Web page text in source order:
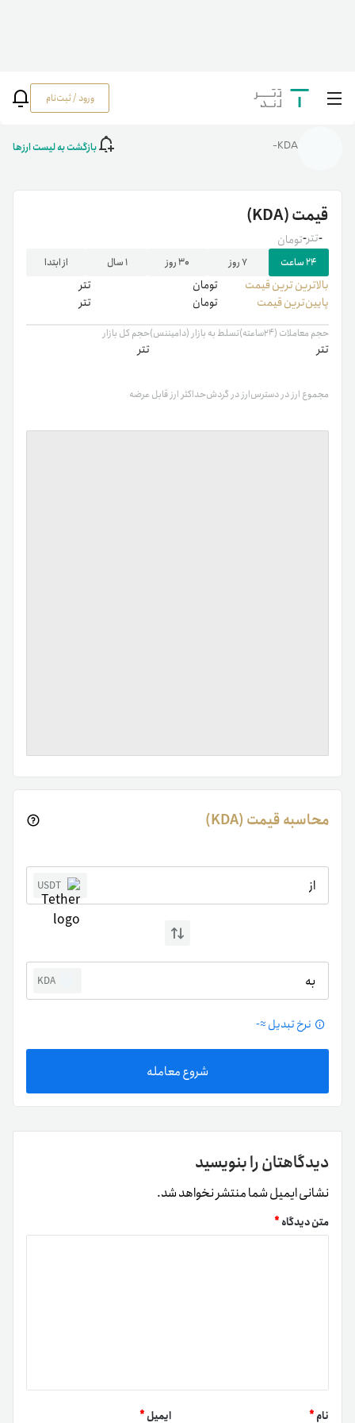
ورود / ثبت‌نام خانه رمزارزها/
KDA
KDA- بازگشت به لیست ارزها
قیمت(KDA)
-تومان -تتر
۲۴ ساعت ۷ روز ۳۰ روز ۱ سال از ابتدا
بالاترین ‌ترین قیمت تومان
تتر
پایین‌ترین قیمت
تومان تتر
حجم معاملات (۲۴ساعته)
تتر
تسلط به بازار (دامیننس)حجم کل بازار
تتر
مجموع ارز در دسترسارز در گردشحداکثر ارز قابل عرضه
محاسبه قیمت (KDA)
از USDT
به KDA
نرخ تبدیل ≈-
شروع معامله
دیدگاهتان را بنویسید
نشانی ایمیل شما منتشر نخواهد شد.
متن دیدگاه*
نام* ایمیل*